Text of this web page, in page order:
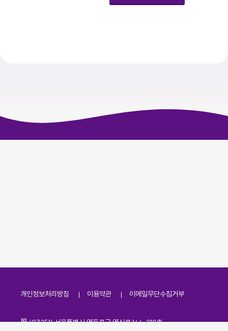
개인정보처리방침 이용약관 이메일무단수집거부
주소
(07251) 서울특별시 영등포구 영신로 166, 319호